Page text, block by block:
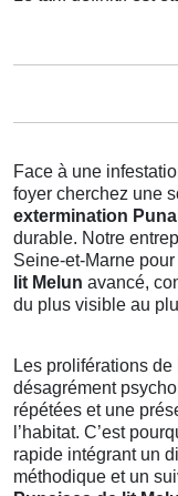
Face à une
foyer cherchez une
extermination
durable. Notre
Seine-et-Marne
lit Melun avancé,
du plus visible au
Les proliférations de
désagrément
répétées et une
l’habitat. C’est
rapide intégrant un
méthodique et un